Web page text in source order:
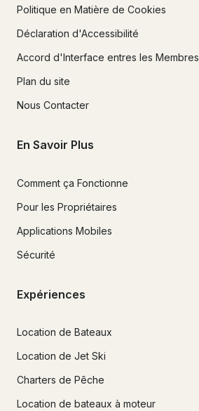
Politique en Matière de Cookies
Déclaration d'Accessibilité
Accord d'Interface entres les Membres
Plan du site
Nous Contacter
En Savoir Plus
Comment ça Fonctionne
Pour les Propriétaires
Applications Mobiles
Sécurité
Expériences
Location de Bateaux
Location de Jet Ski
Charters de Pêche
Location de bateaux à moteur